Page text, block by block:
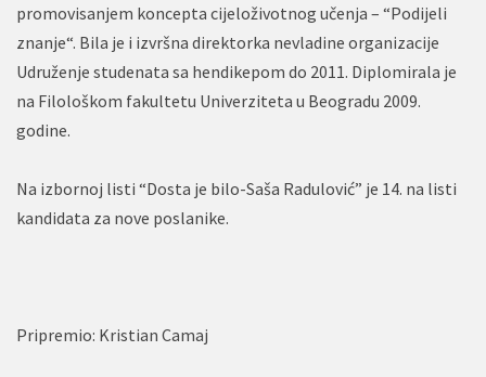
promovisanjem koncepta cijeloživotnog učenja – “Podijeli
znanje“. Bila je i izvršna direktorka nevladine organizacije
Udruženje studenata sa hendikepom do 2011. Diplomirala je
na Filološkom fakultetu Univerziteta u Beogradu 2009.
godine.
Na izbornoj listi “Dosta je bilo-Saša Radulović” je 14. na listi
kandidata za nove poslanike.
Pripremio: Kristian Camaj